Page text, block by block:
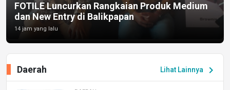
FOTILE Luncurkan Rangkaian Produk Medium
dan New Entry di Balikpapan
14 jam yang lalu
Lihat Lainnya chevron_right
Daerah